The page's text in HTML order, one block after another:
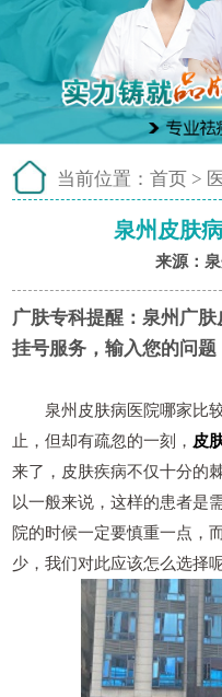
当前位置： 首页 >
泉州皮肤
来源：
广肤专科提醒： 泉州广
挂号服务，输入您的问题
泉州皮肤病医院哪家比较
止，但却有疏忽的一刻， 皮
来了，皮肤疾病不仅十分的
以一般来说，这样的患者是
院的时候一定要慎重一点，
少，我们对此应该怎么选择